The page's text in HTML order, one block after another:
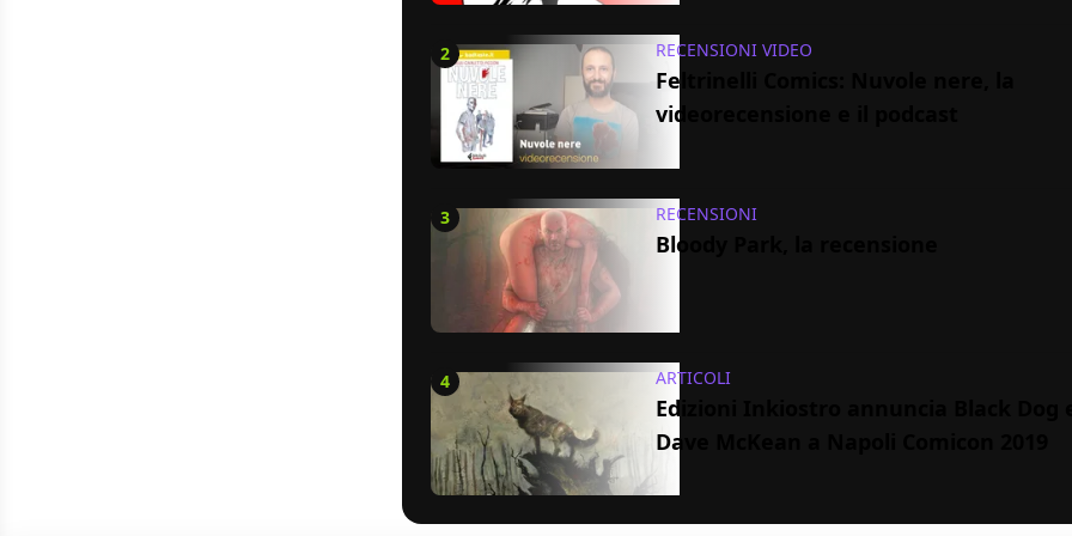
2 RECENSIONI VIDEO
Feltrinelli Comics: Nuvole nere, la
videorecensione e il podcast
3 RECENSIONI
Bloody Park, la recensione
4 ARTICOLI
Edizioni Inkiostro annuncia Black Dog
Dave McKean a Napoli Comicon 2019